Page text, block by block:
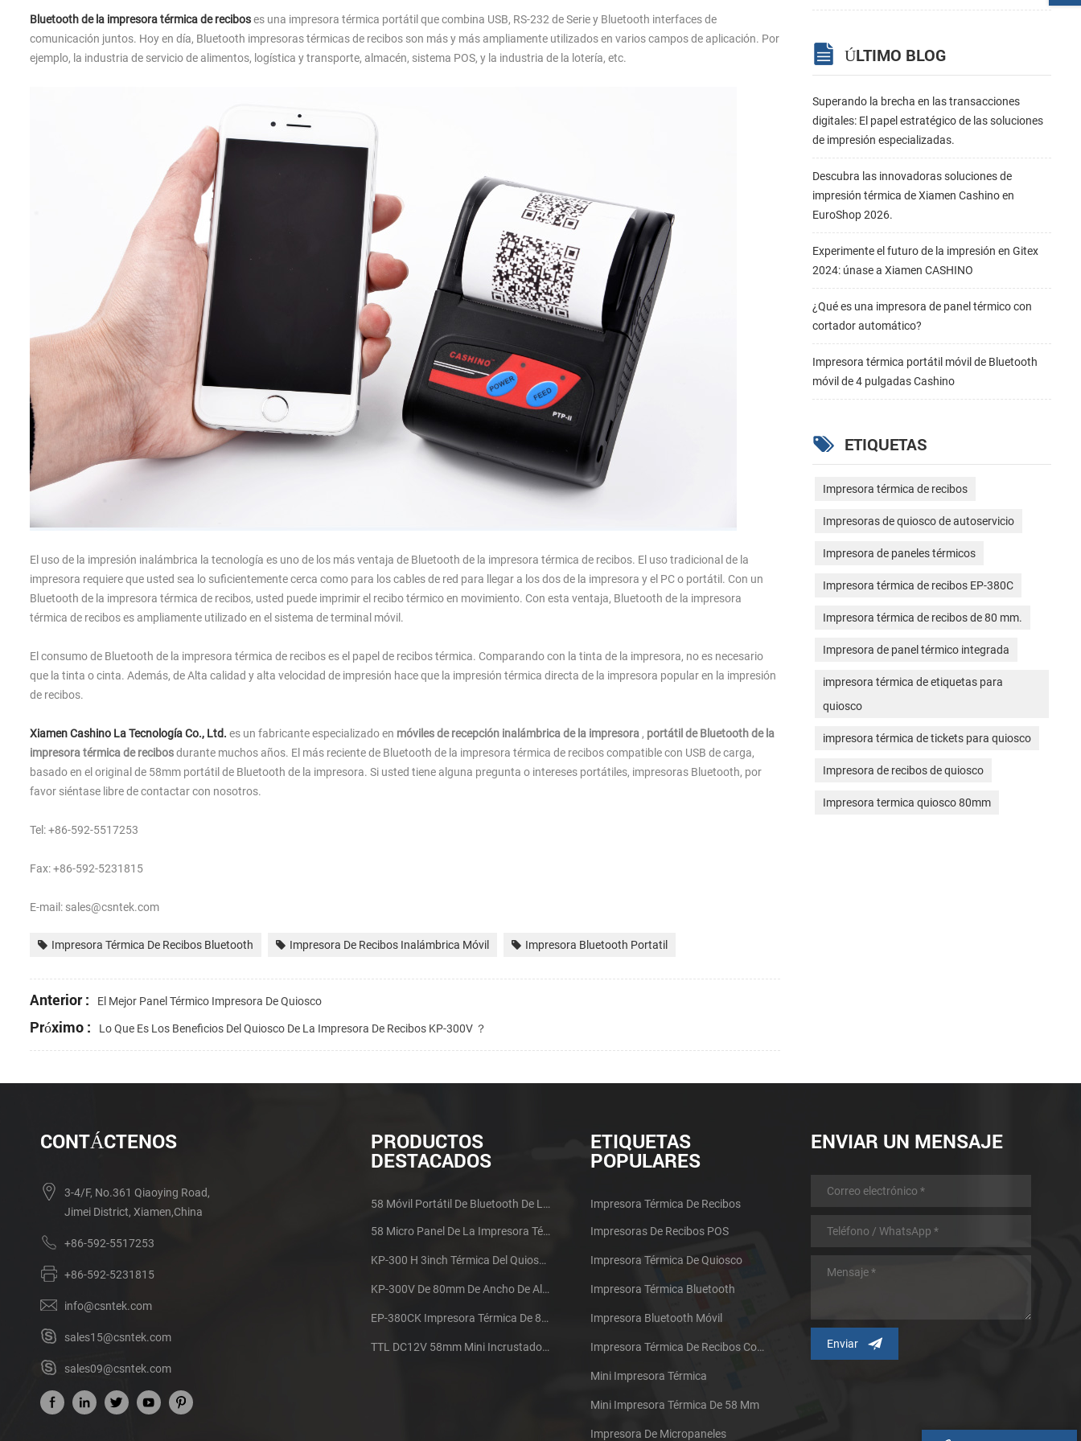
Bluetooth de la impresora térmica de reciboses una impresora térmica portátil que combina USB, RS-232 de Serie y Bluetooth interfaces de
comunicación juntos. Hoy en día, Bluetooth impresoras térmicas de recibos son más y más ampliamente utilizados en varios campos de aplicación. Por
ejemplo, la industria de servicio de alimentos, logística y transporte, almacén, sistema POS, y la industria de la lotería, etc.
El uso de la impresión inalámbrica la tecnología es uno de los más ventaja de Bluetooth de la impresora térmica de recibos. El uso tradicional de la
impresora requiere que usted sea lo suficientemente cerca como para los cables de red para llegar a los dos de la impresora y el PC o portátil. Con un
Bluetooth de la impresora térmica de recibos, usted puede imprimir el recibo térmico en movimiento. Con esta ventaja, Bluetooth de la impresora
térmica de recibos es ampliamente utilizado en el sistema de terminal móvil.
El consumo de Bluetooth de la impresora térmica de recibos es el papel de recibos térmica. Comparando con la tinta de la impresora, no es necesario
que la tinta o cinta. Además, de Alta calidad y alta velocidad de impresión hace que la impresión térmica directa de la impresora popular en la impresión
de recibos.
Xiamen Cashino La Tecnología Co., Ltd. es un fabricante especializado en móviles de recepción inalámbrica de la impresora , portátil de Bluetooth de la
impresora térmica de recibosdurante muchos años. El más reciente de Bluetooth de la impresora térmica de recibos compatible con USB de carga,
basado en el original de 58mm portátil de Bluetooth de la impresora. Si usted tiene alguna pregunta o intereses portátiles, impresoras Bluetooth, por
favor siéntase libre de contactar con nosotros.
Tel: +86-592-5517253
Fax: +86-592-5231815
E-mail: sales@csntek.com
Impresora Térmica De Recibos Bluetooth Impresora De Recibos Inalámbrica Móvil Impresora Bluetooth Portatil
Anterior : El Mejor Panel Térmico Impresora De Quiosco
Próximo : Lo Que Es Los Beneficios Del Quiosco De La Impresora De Recibos KP-300V ？
ÚLTIMO BLOG
Superando la brecha en las transacciones
digitales: El papel estratégico de las soluciones
de impresión especializadas.
Descubra las innovadoras soluciones de
impresión térmica de Xiamen Cashino en
EuroShop 2026.
Experimente el futuro de la impresión en Gitex
2024: únase a Xiamen CASHINO
¿Qué es una impresora de panel térmico con
cortador automático?
Impresora térmica portátil móvil de Bluetooth
móvil de 4 pulgadas Cashino
ETIQUETAS
Impresora térmica de recibos
Impresoras de quiosco de autoservicio
Impresora de paneles térmicos
Impresora térmica de recibos EP-380C
Impresora térmica de recibos de 80 mm.
Impresora de panel térmico integrada
impresora térmica de etiquetas para
quiosco
impresora térmica de tickets para quiosco
Impresora de recibos de quiosco
Impresora termica quiosco 80mm
CONTÁCTENOS
3-4/F, No.361 Qiaoying Road,
Jimei District, Xiamen,China
+86-592-5517253
+86-592-5231815
info@csntek.com
sales15@csntek.com
sales09@csntek.com
PRODUCTOS
DESTACADOS
58 Móvil Portátil De Bluetooth De La Impresora Térmica De PTP-II
58 Micro Panel De La Impresora Térmica De Recibos CSN-A1
KP-300 H 3inch Térmica Del Quiosco De La Impresora Módulo De
KP-300V De 80mm De Ancho De Alta Velocidad De La Impresora Térmica Del Quiosco
EP-380CK Impresora Térmica De 80 Mm Con Bloqueo De La Tapa
TTL DC12V 58mm Mini Incrustado Taxi De La Impresora Térmica De Recibos
ETIQUETAS
POPULARES
Impresora Térmica De Recibos
Impresoras De Recibos POS
Impresora Térmica De Quiosco
Impresora Térmica Bluetooth
Impresora Bluetooth Móvil
Impresora Térmica De Recibos Con Micropanel.
Mini Impresora Térmica
Mini Impresora Térmica De 58 Mm
Impresora De Micropaneles
ENVIAR UN MENSAJE